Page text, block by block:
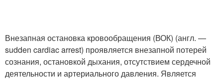
Внезапная остановка кровообращения (ВОК) (англ. —
sudden cardiac arrest) проявляется внезапной потерей
сознания, остановкой дыхания, отсутствием сердечной
деятельности и артериального давления. Является